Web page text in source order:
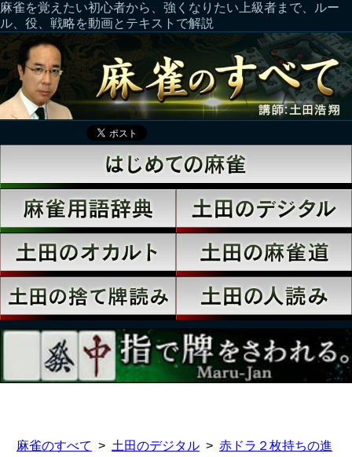
麻雀を覚えたい初心者から、強くなりたい上級者まで、ルー
ル、役、戦略を動画とテキストで解説
麻雀のすべて 土田のデジタル
赤ドラ２枚持ちの進